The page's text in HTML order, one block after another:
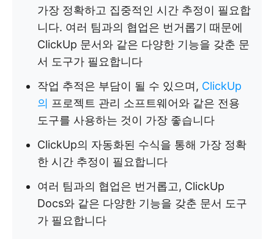
가장 정확하고 집중적인 시간 추정이 필요합
니다. 여러 팀과의 협업은 번거롭기 때문에
ClickUp 문서와 같은 다양한 기능을 갖춘 문
서 도구가 필요합니다
작업 추적은 부담이 될 수 있으며, ClickUp
의 프로젝트 관리 소프트웨어와 같은 전용
도구를 사용하는 것이 가장 좋습니다
ClickUp의 자동화된 수식을 통해 가장 정확
한 시간 추정이 필요합니다
여러 팀과의 협업은 번거롭고, ClickUp
Docs와 같은 다양한 기능을 갖춘 문서 도구
가 필요합니다